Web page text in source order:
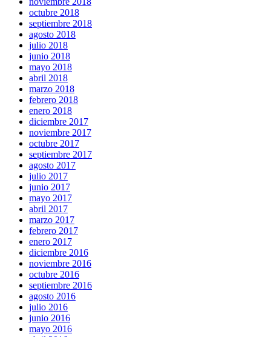
octubre 2018
septiembre 2018
agosto 2018
julio 2018
junio 2018
mayo 2018
abril 2018
marzo 2018
febrero 2018
enero 2018
diciembre 2017
noviembre 2017
octubre 2017
septiembre 2017
agosto 2017
julio 2017
junio 2017
mayo 2017
abril 2017
marzo 2017
febrero 2017
enero 2017
diciembre 2016
noviembre 2016
octubre 2016
septiembre 2016
agosto 2016
julio 2016
junio 2016
mayo 2016